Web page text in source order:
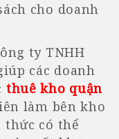
cho doanh
ty TNHH
các doanh
thuê kho quận
làm bên kho
thức có thể